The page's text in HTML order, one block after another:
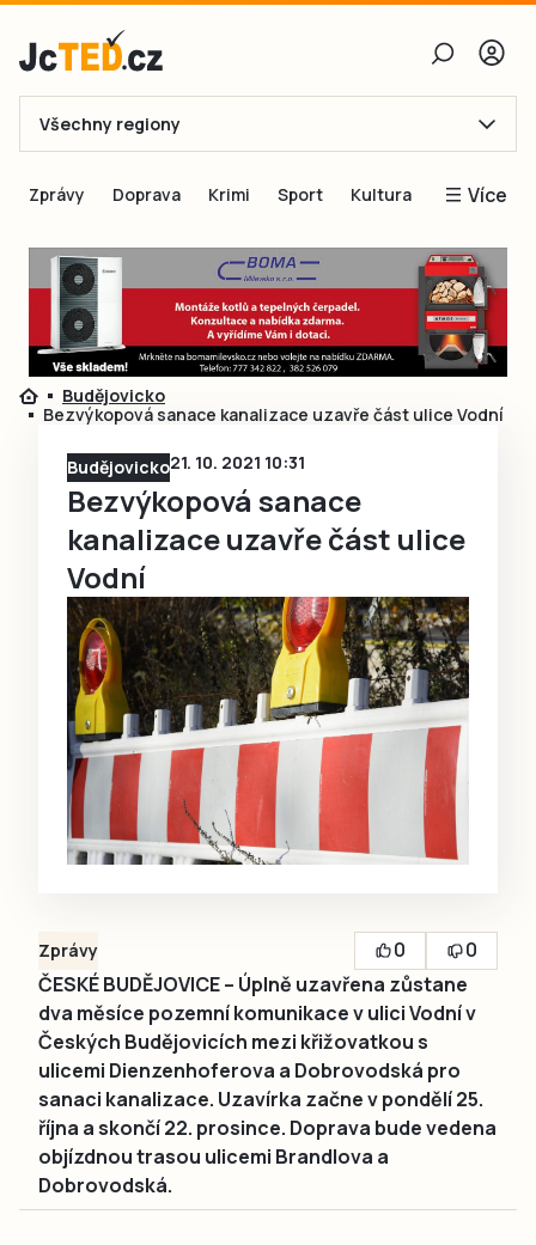
E-mail
Obnovit heslo
Přihlásit se
Přihlásit se přes Facebook
Ještě nemám účet, chci se
Všechny regiony
Zprávy Doprava Krimi Sport Kultura Více
Blogy
Inspirace
Čtenáři píší
Speciální přílohy
Budějovicko
Bezvýkopová sanace kanalizace uzavře část ulice Vodní
Budějovicko21. 10. 2021 10:31
Bezvýkopová sanace
kanalizace uzavře část ulice
Vodní
Zprávy 0
0
ČESKÉ BUDĚJOVICE – Úplně uzavřena zůstane
dva měsíce pozemní komunikace v ulici Vodní v
Českých Budějovicích mezi křižovatkou s
ulicemi Dienzenhoferova a Dobrovodská pro
sanaci kanalizace. Uzavírka začne v pondělí 25.
října a skončí 22. prosince. Doprava bude vedena
objízdnou trasou ulicemi Brandlova a
Dobrovodská.